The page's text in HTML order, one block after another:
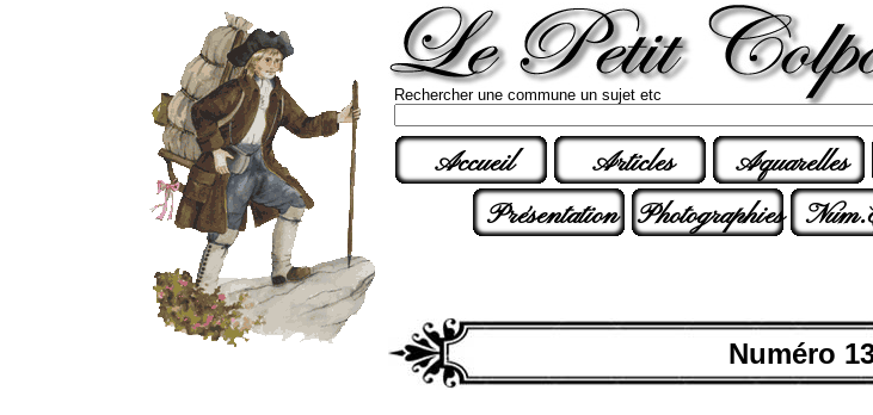
Rechercher une commune un sujet etc
Accueil Articles Aquarelles
Présentation Photographies
Numéro